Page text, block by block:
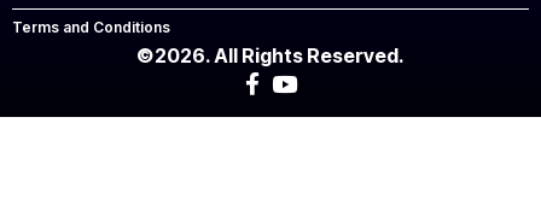
Terms and Conditions
©2026. All Rights Reserved.